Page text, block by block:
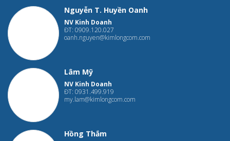
Nguyễn T. Huyền Oanh
NV Kinh Doanh
ĐT: 0909.120.027
oanh.nguyen@kimlongcom.com
Lâm Mỹ
NV Kinh Doanh
ĐT: 0931.499.919
my.lam@kimlongcom.com
Hồng Thắm